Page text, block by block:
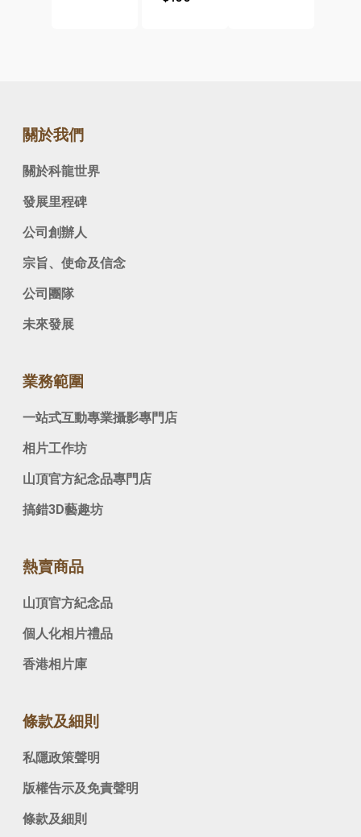
關於我們
關於科龍世界
發展里程碑
公司創辦人
宗旨、使命及信念
公司團隊
未來發展
業務範圍
一站式互動專業攝影專門店
相片工作坊
山頂官方紀念品專門店
搞錯3D藝趣坊
熱賣商品
山頂官方紀念品
個人化相片禮品
香港相片庫
條款及細則
私隱政策聲明
版權告示及免責聲明
條款及細則